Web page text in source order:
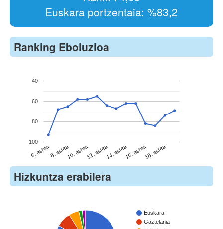
Euskara portzentaia: %83,2
Ranking Eboluzioa
6. astea8. astea10. astea12. astea14. astea16. astea18. astea
40
60
80
100
Hizkuntza erabilera
Euskara
Gaztelania